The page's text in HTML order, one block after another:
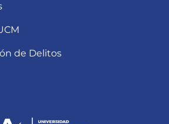
de Delitos